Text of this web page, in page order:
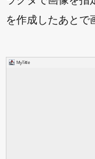
を作成したあとで